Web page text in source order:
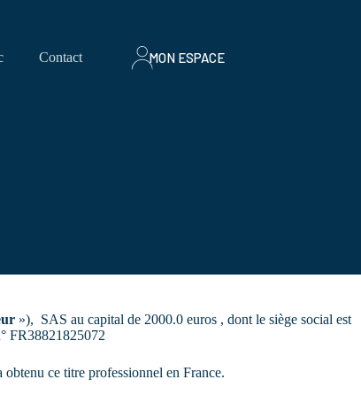
Contact MON ESPACE
»), SAS au capital de 2000.0 euros , dont le siège social est
FR38821825072
ce titre professionnel en France.